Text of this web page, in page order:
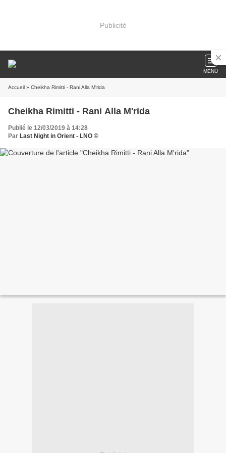
Publicité
MENU
Accueil » Cheikha Rimitti - Rani Alla M'rida
Cheikha Rimitti - Rani Alla M'rida
Publié le 12/03/2019 à 14:28
Par Last Night in Orient - LNO ©